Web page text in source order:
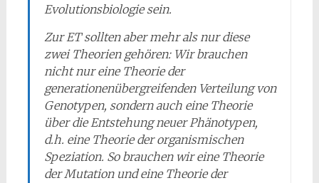
Evolutionsbiologie sein.
Zur ET sollten aber mehr als nur diese
zwei Theorien gehören: Wir brauchen
nicht nur eine Theorie der
generationenübergreifenden Verteilung von
Genotypen, sondern auch eine Theorie
über die Entstehung neuer Phänotypen,
d.h. eine Theorie der organismischen
Speziation. So brauchen wir eine Theorie
der Mutation und eine Theorie der